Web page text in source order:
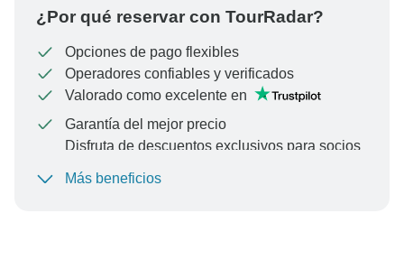
¿Por qué reservar con TourRadar?
Opciones de pago flexibles
Operadores confiables y verificados
Valorado como excelente en
Garantía del mejor precio
Disfruta de descuentos exclusivos para socios
Más beneficios